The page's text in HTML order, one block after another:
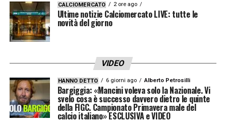
CALCIOMERCATO 2 ore ago
Ultime notizie Calciomercato LIVE: tutte le
novità del giorno
VIDEO
HANNO DETTO 6 giorni ago Alberto Petrosilli
Bargiggia: «Mancini voleva solo la Nazionale. Vi
svelo cosa è successo davvero dietro le quinte
della FIGC. Campionato Primavera male del
calcio italiano» ESCLUSIVA e VIDEO